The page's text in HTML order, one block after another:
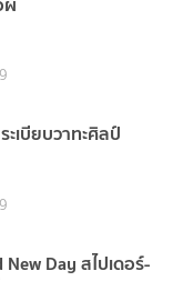
ะเบียบวาทะศิลป์
Day สไปเดอร์-